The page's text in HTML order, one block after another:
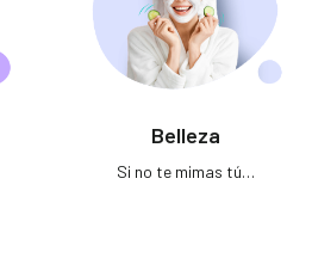
Belleza
Si no te mimas tú…